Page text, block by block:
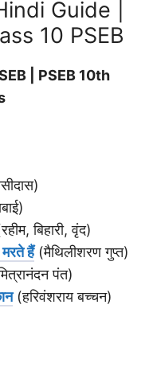
Guide |
10 PSEB
| PSEB 10th
बिहारी, वृंद)
हैं(मैथिलीशरण गुप्त)
पंत)
(हरिवंशराय बच्चन)